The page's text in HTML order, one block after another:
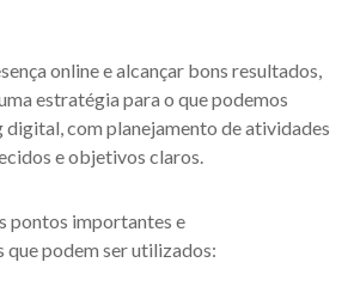
online e alcançar bons resultados,
estratégia para o que podemos
com planejamento de atividades
e objetivos claros.
pontos importantes e
podem ser utilizados: